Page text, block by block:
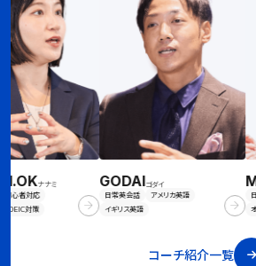
ナナミ
対応
対策
GODAIゴダイ
日常英会話
アメリカ英語
イギリス英語
日常英
オース
コーチ紹介一覧